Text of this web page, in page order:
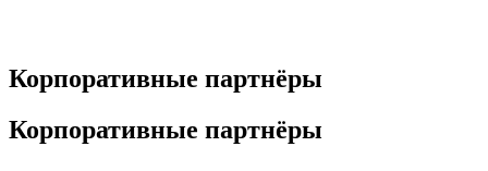
Корпоративные партнёры
Корпоративные партнёры